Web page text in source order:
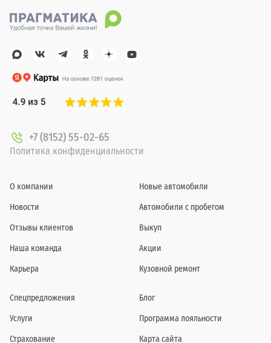
+7 (8152) 55-02-65
Политика конфиденциальности
О компании
Новости
Отзывы клиентов
Наша команда
Карьера
Новые автомобили
Автомобили с пробегом
Выкуп
Акции
Кузовной ремонт
Спецпредложения
Услуги
Страхование
Блог
Программа лояльности
Карта сайта